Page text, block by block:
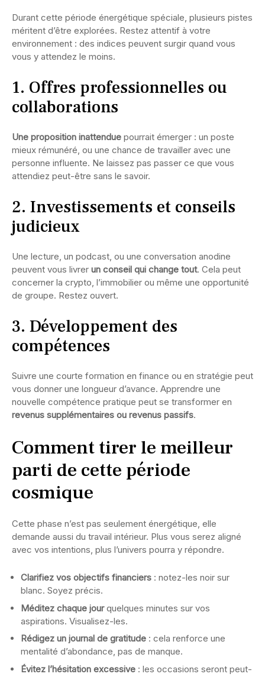
Durant cette période énergétique spéciale, plusieurs pistes
méritent d’être explorées. Restez attentif à votre
environnement : des indices peuvent surgir quand vous
vous y attendez le moins.
1. Offres professionnelles ou
collaborations
Une proposition inattendue pourrait émerger : un poste
mieux rémunéré, ou une chance de travailler avec une
personne influente. Ne laissez pas passer ce que vous
attendiez peut-être sans le savoir.
2. Investissements et conseils
judicieux
Une lecture, un podcast, ou une conversation anodine
peuvent vous livrer un conseil qui change tout. Cela peut
concerner la crypto, l’immobilier ou même une opportunité
de groupe. Restez ouvert.
3. Développement des
compétences
Suivre une courte formation en finance ou en stratégie peut
vous donner une longueur d’avance. Apprendre une
nouvelle compétence pratique peut se transformer en
revenus supplémentaires ou revenus passifs.
Comment tirer le meilleur
parti de cette période
cosmique
Cette phase n’est pas seulement énergétique, elle
demande aussi du travail intérieur. Plus vous serez aligné
avec vos intentions, plus l’univers pourra y répondre.
Clarifiez vos objectifs financiers : notez-les noir sur
blanc. Soyez précis.
Méditez chaque jourquelques minutes sur vos
aspirations. Visualisez-les.
Rédigez un journal de gratitude : cela renforce une
mentalité d’abondance, pas de manque.
Évitez l’hésitation excessive : les occasions seront peut-